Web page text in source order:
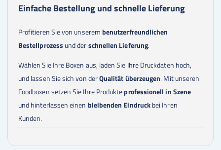
8500Stk.
0,36 €
9500Stk.
0,36 €
11000Stk.
0,35 €
13000Stk.
0,34 €
14000Stk.
0,34 €
15000Stk.
0,34 €
17000Stk.
0,32 €
Einfache Bestellung und schnelle Lieferung
Profitieren Sie von unserembenutzerfreundlichen
Bestellprozess und derschnellen Lieferung.
Wählen Sie Ihre Boxen aus, laden Sie Ihre Druckdaten hoch,
und lassen Sie sich von derQualität überzeugen. Mit unseren
Foodboxen setzen Sie Ihre Produkteprofessionell in Szene
und hinterlassen einen bleibenden Eindruckbei Ihren
Kunden.